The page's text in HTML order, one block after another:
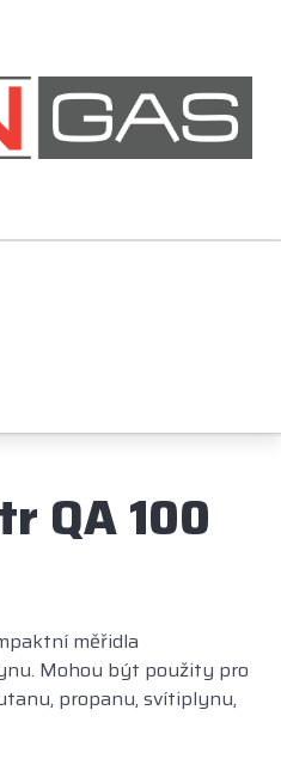
QA 100
měřidla
Mohou být použity pro
propanu, svítiplynu,